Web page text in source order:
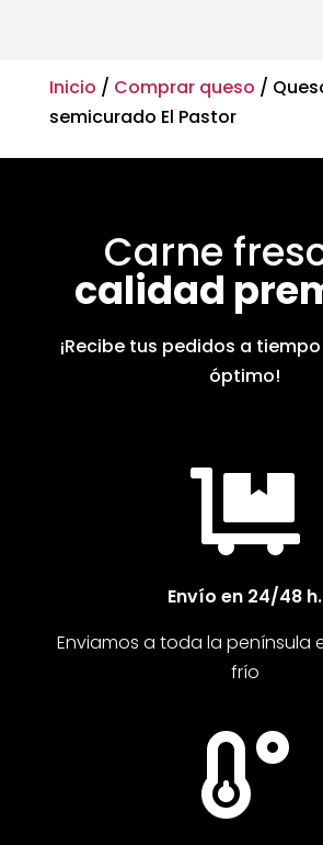
Inicio / Comprar queso /
semicurado El Pastor
Carne
calidad
¡Recibe tus pedidos a
óptimo!

Envío en 24/48 h.
Enviamos a toda la península
frío
